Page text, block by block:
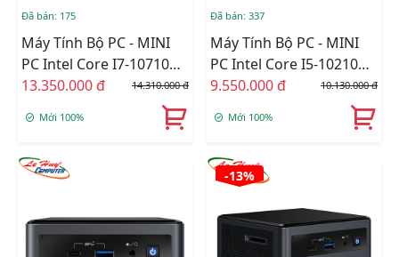
Đã bán: 175
Máy Tính Bộ PC - MINI
PC Intel Core I7-10710U -
KHÔNG RAM , KHÔNG
13.350.000 đ 14.310.000 đ
Mới 100%
Đã bán: 337
Máy Tính Bộ PC - MINI
PC Intel Core I5-10210U -
KHÔNG RAM , KHÔNG
9.550.000 đ 10.130.000 đ
Mới 100%
-13%